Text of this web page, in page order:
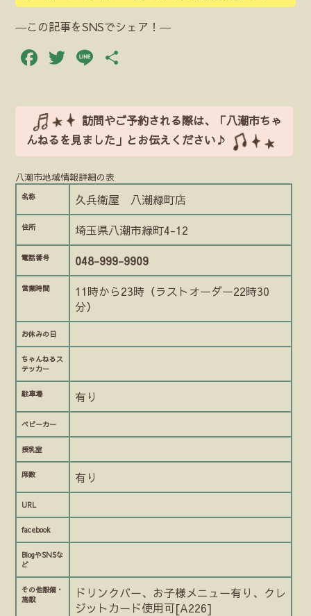
―この記事をSNSでシェア！―
Facebook
Twitter
Line
訪問やご予約される際は、「八潮市ちゃ
んねるを見ました」とお伝えください♪
八潮市地域情報詳細の表
名称 久兵衛屋 八潮緑町店
住所 埼玉県八潮市緑町4-12
電話番号 048-999-9909
営業時間
11時から23時（ラストオーダー22時30
分）
お休みの日
ちゃんねるス
テッカー
駐車場 有り
ベビーカー
授乳室
席数 有り
URL
facebook
BlogやSNSな
ど
その他設備・
施設
ドリンクバー、お子様メニュー有り、クレ
ジットカード使用可[A226]